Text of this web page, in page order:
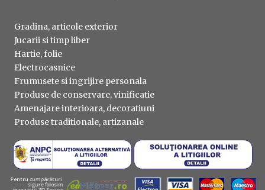
Gradina, articole exterior
Jucarii si timp liber
Hartie, folie
Electrocasnice
Frumusete si ingrijire personala
Produse de conservare, vinificatie
Amenajare interioara, decoratiuni
Produse traditionale, artizanale